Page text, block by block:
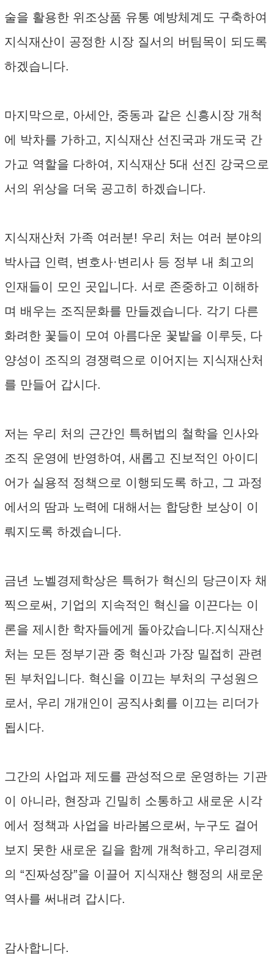
술을 활용한 위조상품 유통 예방체계도 구축하여
지식재산이 공정한 시장 질서의 버팀목이 되도록
하겠습니다.
마지막으로, 아세안, 중동과 같은 신흥시장 개척
에 박차를 가하고, 지식재산 선진국과 개도국 간
가교 역할을 다하여, 지식재산 5대 선진 강국으로
서의 위상을 더욱 공고히 하겠습니다.
지식재산처 가족 여러분! 우리 처는 여러 분야의
박사급 인력, 변호사·변리사 등 정부 내 최고의
인재들이 모인 곳입니다. 서로 존중하고 이해하
며 배우는 조직문화를 만들겠습니다. 각기 다른
화려한 꽃들이 모여 아름다운 꽃밭을 이루듯, 다
양성이 조직의 경쟁력으로 이어지는 지식재산처
를 만들어 갑시다.
저는 우리 처의 근간인 특허법의 철학을 인사와
조직 운영에 반영하여, 새롭고 진보적인 아이디
어가 실용적 정책으로 이행되도록 하고, 그 과정
에서의 땀과 노력에 대해서는 합당한 보상이 이
뤄지도록 하겠습니다.
금년 노벨경제학상은 특허가 혁신의 당근이자 채
찍으로써, 기업의 지속적인 혁신을 이끈다는 이
론을 제시한 학자들에게 돌아갔습니다.지식재산
처는 모든 정부기관 중 혁신과 가장 밀접히 관련
된 부처입니다. 혁신을 이끄는 부처의 구성원으
로서, 우리 개개인이 공직사회를 이끄는 리더가
됩시다.
그간의 사업과 제도를 관성적으로 운영하는 기관
이 아니라, 현장과 긴밀히 소통하고 새로운 시각
에서 정책과 사업을 바라봄으로써, 누구도 걸어
보지 못한 새로운 길을 함께 개척하고, 우리경제
의 “진짜성장”을 이끌어 지식재산 행정의 새로운
역사를 써내려 갑시다.
감사합니다.